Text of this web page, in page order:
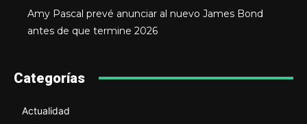
Amy Pascal prevé anunciar al nuevo James Bond
antes de que termine 2026
Categorías
Actualidad